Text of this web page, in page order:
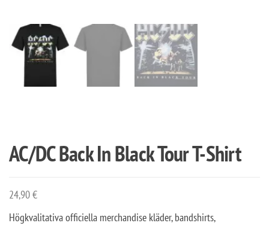
AC/DC Back In Black Tour T-Shirt
24,90€
Högkvalitativa officiella merchandise kläder, bandshirts,